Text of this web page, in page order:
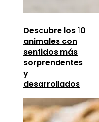
Descubre los 10
animales con
sentidos más
sorprendentes
y
desarrollados